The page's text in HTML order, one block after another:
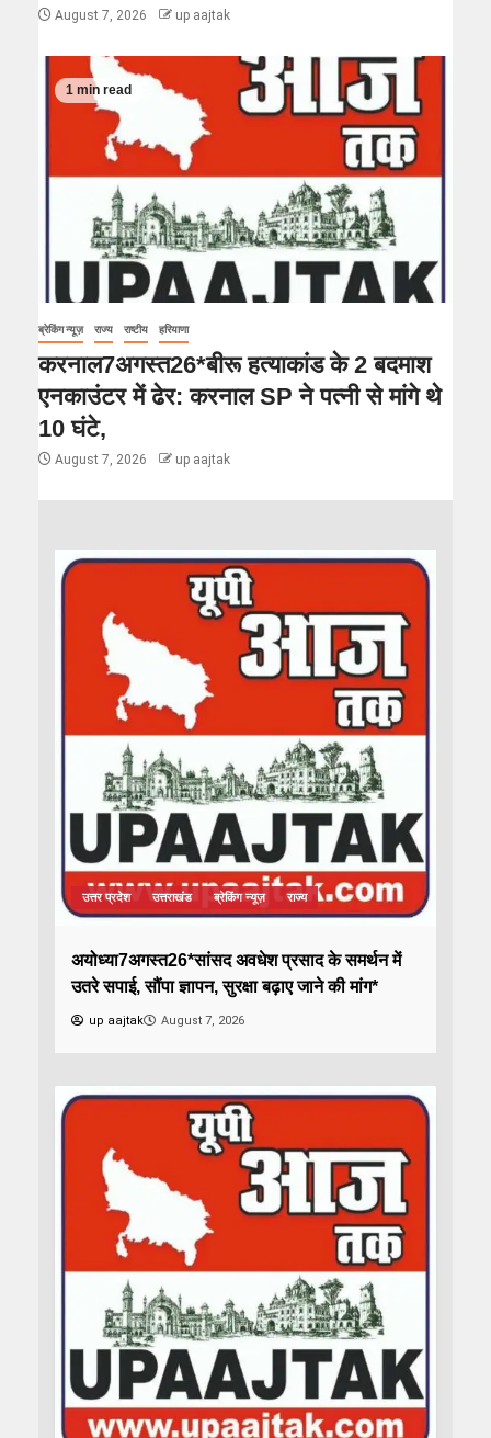
August 7, 2026 up aajtak
1 min read
ब्रेकिंग न्यूज़ राज्य राष्टीय हरियाणा
करनाल7अगस्त26*बीरू हत्याकांड के 2 बदमाश
एनकाउंटर में ढेर: करनाल SP ने पत्नी से मांगे थे
10 घंटे,
August 7, 2026 up aajtak
उत्तर प्रदेश उत्तराखंड ब्रेकिंग न्यूज़ राज्य
अयोध्या7अगस्त26*सांसद अवधेश प्रसाद के समर्थन में
उतरे सपाई, सौंपा ज्ञापन, सुरक्षा बढ़ाए जाने की मांग*
up aajtak August 7, 2026